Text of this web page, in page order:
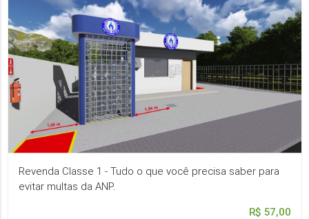
Revenda Classe 1 - Tudo o que você precisa saber para
evitar multas da ANP.
R$ 57,00